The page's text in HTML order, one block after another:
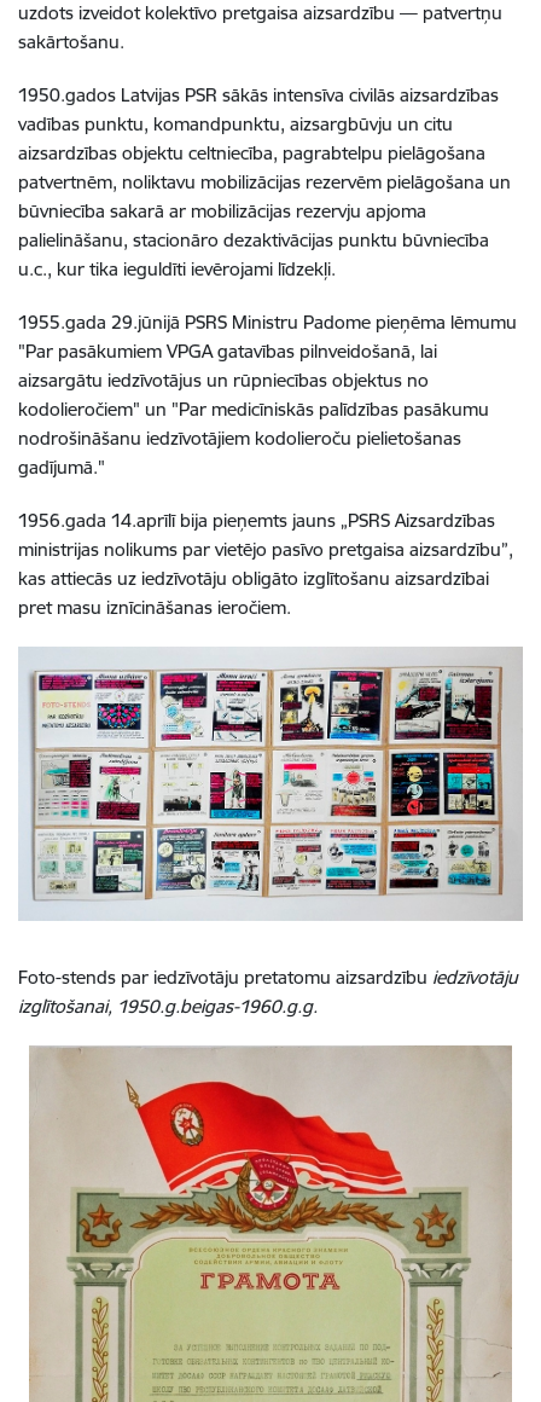
uzdots izveidot kolektīvo pretgaisa aizsardzību — patvertņu
sakārtošanu.
1950.gados Latvijas PSR sākās intensīva civilās aizsardzības
vadības punktu, komandpunktu, aizsargbūvju un citu
aizsardzības objektu celtniecība, pagrabtelpu pielāgošana
patvertnēm, noliktavu mobilizācijas rezervēm pielāgošana un
būvniecība sakarā ar mobilizācijas rezervju apjoma
palielināšanu, stacionāro dezaktivācijas punktu būvniecība
u.c., kur tika ieguldīti ievērojami līdzekļi.
1955.gada 29.jūnijā PSRS Ministru Padome pieņēma lēmumu
"Par pasākumiem VPGA gatavības pilnveidošanā, lai
aizsargātu iedzīvotājus un rūpniecības objektus no
kodolieročiem" un "Par medicīniskās palīdzības pasākumu
nodrošināšanu iedzīvotājiem kodolieroču pielietošanas
gadījumā."
1956.gada 14.aprīlī bija pieņemts jauns „PSRS Aizsardzības
ministrijas nolikums par vietējo pasīvo pretgaisa aizsardzību”,
kas attiecās uz iedzīvotāju obligāto izglītošanu aizsardzībai
pret masu iznīcināšanas ieročiem.
Foto-stends par iedzīvotāju pretatomu aizsardzību iedzīvotāju
izglītošanai, 1950.g.beigas-1960.g.g.